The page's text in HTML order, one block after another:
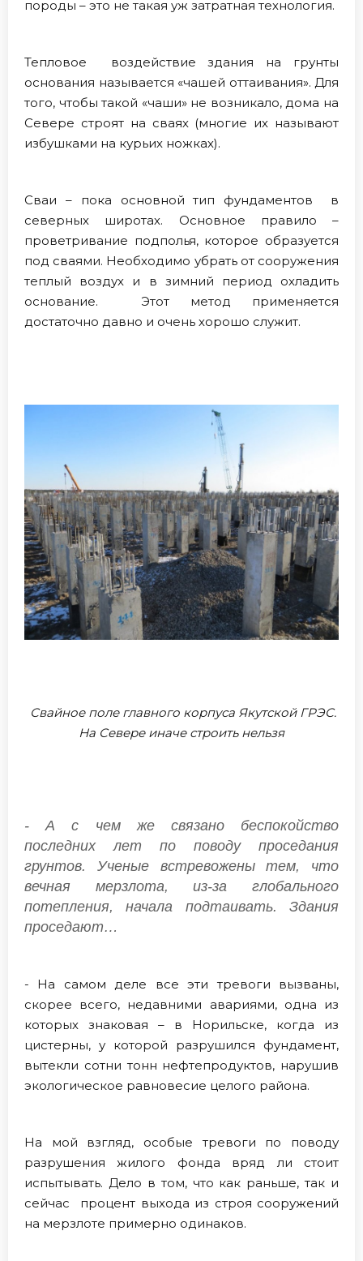
породы – это не такая уж затратная технология.
Тепловое воздействие здания на грунты
основания называется «чашей оттаивания». Для
того, чтобы такой «чаши» не возникало, дома на
Севере строят на сваях (многие их называют
избушками на курьих ножках).
Сваи – пока основной тип фундаментов в
северных широтах. Основное правило –
проветривание подполья, которое образуется
под сваями. Необходимо убрать от сооружения
теплый воздух и в зимний период охладить
основание. Этот метод применяется
достаточно давно и очень хорошо служит.
Свайное поле главного корпуса Якутской ГРЭС.
На Севере иначе строить нельзя
- А с чем же связано беспокойство
последних лет по поводу проседания
грунтов. Ученые встревожены тем, что
вечная мерзлота, из-за глобального
потепления, начала подтаивать. Здания
проседают…
- На самом деле все эти тревоги вызваны,
скорее всего, недавними авариями, одна из
которых знаковая – в Норильске, когда из
цистерны, у которой разрушился фундамент,
вытекли сотни тонн нефтепродуктов, нарушив
экологическое равновесие целого района.
На мой взгляд, особые тревоги по поводу
разрушения жилого фонда вряд ли стоит
испытывать. Дело в том, что как раньше, так и
сейчас процент выхода из строя сооружений
на мерзлоте примерно одинаков.